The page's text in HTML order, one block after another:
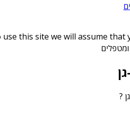
this site we will assume
ומטפלים
?